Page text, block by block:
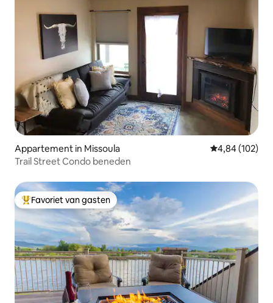
Appartement in Missoula Gemiddelde
4,84 (102)
Trail Street Condo beneden
Topfavoriet van gasten
Favoriet van gasten